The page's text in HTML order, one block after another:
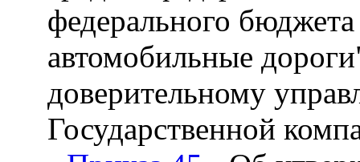
федерального
автомобильные
доверительному
Государственной